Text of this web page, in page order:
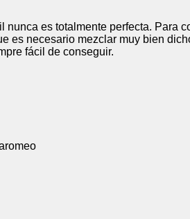
es totalmente perfecta. Para
es necesario mezclar muy bien
fácil de conseguir.